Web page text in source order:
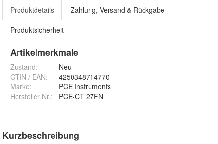
Produktdetails Zahlung, Versand & Rückgabe
Produktsicherheit
Artikelmerkmale
Zustand:
Neu
GTIN / EAN:
4250348714770
Marke:
PCE Instruments
Hersteller Nr.:
PCE-CT 27FN
Kurzbeschreibung